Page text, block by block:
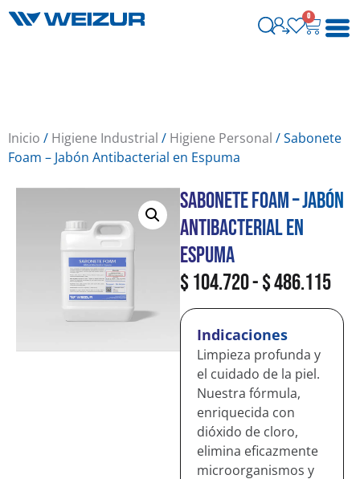
0
Inicio / Higiene Industrial / Higiene Personal / Sabonete
Foam – Jabón Antibacterial en Espuma
Sabonete Foam – Jabón
Antibacterial en
Espuma
$104.720-$486.115
Indicaciones
Limpieza profunda y
el cuidado de la piel.
Nuestra fórmula,
enriquecida con
dióxido de cloro,
elimina eficazmente
microorganismos y